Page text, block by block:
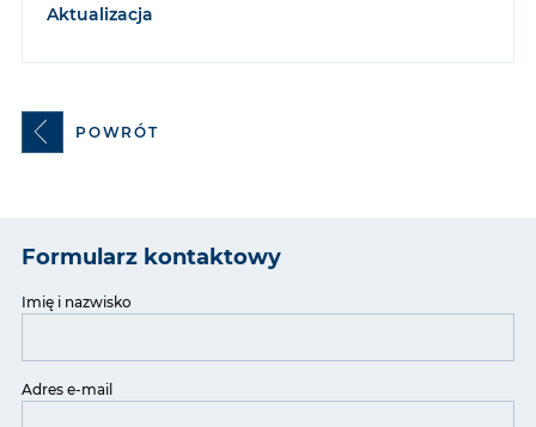
Aktualizacja
POWRÓT
Formularz kontaktowy
Imię i nazwisko
Adres e-mail